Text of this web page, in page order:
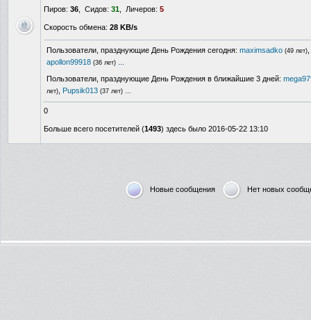
Пиров: 36 , Сидов: 31 , Личеров: 5
Скорость обмена: 28 KB/s
Пользователи, празднующие День Рождения сегодня: maximsadko (49 лет)
apollon99918 (36 лет)
Пользователи, празднующие День Рождения в ближайшие 3 дней:
лет) Pupsik013 (37 лет)
0
Больше всего посетителей (1493) здесь было 2016-05-22 13:10
Новые сообщения Нет новых